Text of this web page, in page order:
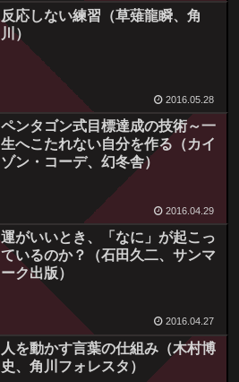
反応しない練習（草薙龍瞬、角
川）
2016.05.28
ペンタゴン式目標達成の技術～一
生へこたれない自分を作る（カイ
ゾン・コーデ、幻冬舎）
2016.04.29
運がいいとき、「なに」が起こっ
ているのか？（石田久二、サンマ
ーク出版）
2016.04.27
人を動かす言葉の仕組み（木村博
史、角川フォレスタ）